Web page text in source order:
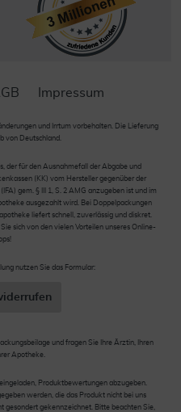
Impressum
und Irrtum vorbehalten. Die Lieferung
von Deutschland.
der für den Ausnahmefall der Abgabe und
(KK) vom Hersteller gegenüber der
gem. § III 1, S. 2 AMG anzugeben ist und im
ausgezahlt wird. Bei Doppelpackungen
liefert schnell, zuverlässig und diskret.
sich von den vielen Vorteilen unseres Online-
nutzen Sie das Formular:
und fragen Sie Ihre Ärztin, Ihren
Apotheke.
Produktbewertungen abzugeben.
werden, die das Produkt nicht bei uns
gesondert gekennzeichnet. Bitte beachten Sie,